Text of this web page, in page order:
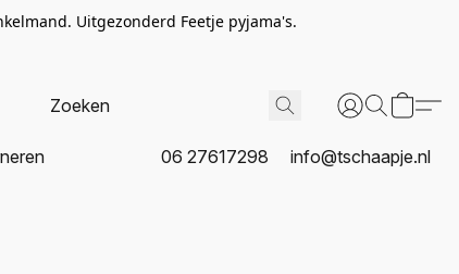
Uitgezonderd Feetje pyjama's.
06 27617298 info@tschaapje.nl